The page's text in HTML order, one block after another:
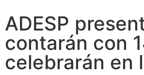
ADESP
contarán con
celebrarán en